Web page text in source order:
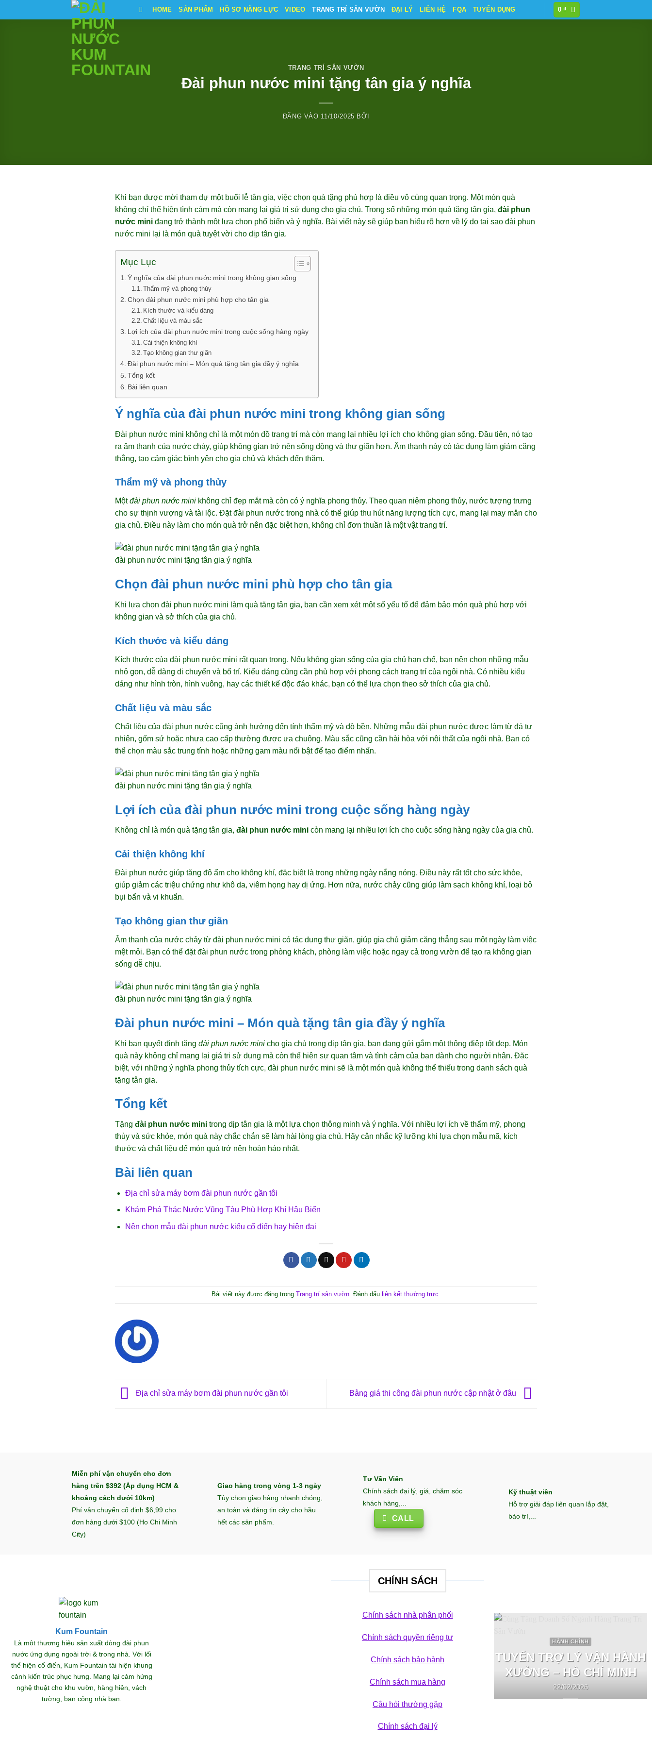
qua
HOME SẢN PHẨM HỒ SƠ NĂNG LỰC VIDEO TRANG TRÍ SÂN VƯỜN ĐẠI LÝ LIÊN HỆ FQA TUYỂN DỤNG 0₫
TRANG TRÍ SÂN VƯỜN
Đài phun nước mini tặng tân gia ý nghĩa
ĐĂNG VÀO 11/10/2025 BỞI
Khi bạn được mời tham dự một buổi lễ tân gia, việc chọn quà tặng phù hợp là điều vô cùng quan trọng. Một món quà
không chỉ thể hiện tình cảm mà còn mang lại giá trị sử dụng cho gia chủ. Trong số những món quà tặng tân gia, đài phun
nước mini đang trở thành một lựa chọn phổ biến và ý nghĩa. Bài viết này sẽ giúp bạn hiểu rõ hơn về lý do tại sao đài phun
nước mini lại là món quà tuyệt vời cho dịp tân gia.
Mục Lục
Ý nghĩa của đài phun nước mini trong không gian sống
Thẩm mỹ và phong thủy
Chọn đài phun nước mini phù hợp cho tân gia
Kích thước và kiểu dáng
Chất liệu và màu sắc
Lợi ích của đài phun nước mini trong cuộc sống hàng ngày
Cải thiện không khí
Tạo không gian thư giãn
Đài phun nước mini – Món quà tặng tân gia đầy ý nghĩa
Tổng kết
Bài liên quan
Ý nghĩa của đài phun nước mini trong không gian sống
Đài phun nước mini không chỉ là một món đồ trang trí mà còn mang lại nhiều lợi ích cho không gian sống. Đầu tiên, nó tạo
ra âm thanh của nước chảy, giúp không gian trở nên sống động và thư giãn hơn. Âm thanh này có tác dụng làm giảm căng
thẳng, tạo cảm giác bình yên cho gia chủ và khách đến thăm.
Thẩm mỹ và phong thủy
Mộtđài phun nước mini không chỉ đẹp mắt mà còn có ý nghĩa phong thủy. Theo quan niệm phong thủy, nước tượng trưng
cho sự thịnh vượng và tài lộc. Đặt đài phun nước trong nhà có thể giúp thu hút năng lượng tích cực, mang lại may mắn cho
gia chủ. Điều này làm cho món quà trở nên đặc biệt hơn, không chỉ đơn thuần là một vật trang trí.
đài phun nước mini tặng tân gia ý nghĩa
Chọn đài phun nước mini phù hợp cho tân gia
Khi lựa chọn đài phun nước mini làm quà tặng tân gia, bạn cần xem xét một số yếu tố để đảm bảo món quà phù hợp với
không gian và sở thích của gia chủ.
Kích thước và kiểu dáng
Kích thước của đài phun nước mini rất quan trọng. Nếu không gian sống của gia chủ hạn chế, bạn nên chọn những mẫu
nhỏ gọn, dễ dàng di chuyển và bố trí. Kiểu dáng cũng cần phù hợp với phong cách trang trí của ngôi nhà. Có nhiều kiểu
dáng như hình tròn, hình vuông, hay các thiết kế độc đáo khác, bạn có thể lựa chọn theo sở thích của gia chủ.
Chất liệu và màu sắc
Chất liệu của đài phun nước cũng ảnh hưởng đến tính thẩm mỹ và độ bền. Những mẫu đài phun nước được làm từ đá tự
nhiên, gốm sứ hoặc nhựa cao cấp thường được ưa chuộng. Màu sắc cũng cần hài hòa với nội thất của ngôi nhà. Bạn có
thể chọn màu sắc trung tính hoặc những gam màu nổi bật để tạo điểm nhấn.
đài phun nước mini tặng tân gia ý nghĩa
Lợi ích của đài phun nước mini trong cuộc sống hàng ngày
Không chỉ là món quà tặng tân gia, đài phun nước mini còn mang lại nhiều lợi ích cho cuộc sống hàng ngày của gia chủ.
Cải thiện không khí
Đài phun nước giúp tăng độ ẩm cho không khí, đặc biệt là trong những ngày nắng nóng. Điều này rất tốt cho sức khỏe,
giúp giảm các triệu chứng như khô da, viêm họng hay dị ứng. Hơn nữa, nước chảy cũng giúp làm sạch không khí, loại bỏ
bụi bẩn và vi khuẩn.
Tạo không gian thư giãn
Âm thanh của nước chảy từ đài phun nước mini có tác dụng thư giãn, giúp gia chủ giảm căng thẳng sau một ngày làm việc
mệt mỏi. Bạn có thể đặt đài phun nước trong phòng khách, phòng làm việc hoặc ngay cả trong vườn để tạo ra không gian
sống dễ chịu.
đài phun nước mini tặng tân gia ý nghĩa
Đài phun nước mini – Món quà tặng tân gia đầy ý nghĩa
Khi bạn quyết định tặng đài phun nước mini cho gia chủ trong dịp tân gia, bạn đang gửi gắm một thông điệp tốt đẹp. Món
quà này không chỉ mang lại giá trị sử dụng mà còn thể hiện sự quan tâm và tình cảm của bạn dành cho người nhận. Đặc
biệt, với những ý nghĩa phong thủy tích cực, đài phun nước mini sẽ là một món quà không thể thiếu trong danh sách quà
tặng tân gia.
Tổng kết
Tặng đài phun nước mini trong dịp tân gia là một lựa chọn thông minh và ý nghĩa. Với nhiều lợi ích về thẩm mỹ, phong
thủy và sức khỏe, món quà này chắc chắn sẽ làm hài lòng gia chủ. Hãy cân nhắc kỹ lưỡng khi lựa chọn mẫu mã, kích
thước và chất liệu để món quà trở nên hoàn hảo nhất.
Bài liên quan
Địa chỉ sửa máy bơm đài phun nước gần tôi
Khám Phá Thác Nước Vũng Tàu Phù Hợp Khí Hậu Biển
Nên chọn mẫu đài phun nước kiểu cổ điển hay hiện đại
Bài viết này được đăng trong Trang trí sân vườn. Đánh dấu liên kết thường trực.
Địa chỉ sửa máy bơm đài phun nước gần tôi Bảng giá thi công đài phun nước cập nhật ở đâu
Miễn phí vận chuyển cho đơn
hàng trên $392 (Áp dụng HCM &
khoảng cách dưới 10km)
Phí vận chuyển cố định $6,99 cho
đơn hàng dưới $100 (Ho Chi Minh
City)
Giao hàng trong vòng 1-3 ngày
Tùy chọn giao hàng nhanh chóng,
an toàn và đáng tin cậy cho hầu
hết các sản phẩm.
Tư Vấn Viên
Chính sách đại lý, giá, chăm sóc
khách hàng,...
CALL
Kỹ thuật viên
Hỗ trợ giải đáp liên quan lắp đặt,
bảo trì,...
Kum Fountain
Là một thương hiệu sản xuất dòng đài phun
nước ứng dụng ngoài trời & trong nhà. Với lối
thể hiện cổ điển, Kum Fountain tái hiện khung
cảnh kiến trúc phục hưng. Mang lại cảm hứng
nghệ thuật cho khu vườn, hàng hiên, vách
tường, ban công nhà bạn.
CHÍNH SÁCH
Chính sách nhà phân phối
Chính sách quyền riêng tư
Chính sách bảo hành
Chính sách mua hàng
Câu hỏi thường gặp
Chính sách đại lý
HÀNH CHÍNH
TUYỂN TRỢ LÝ VẬN HÀNH
XƯỞNG – HỒ CHÍ MINH
22/02/2026